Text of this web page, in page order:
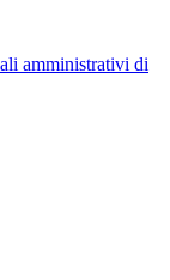
amministrativi di